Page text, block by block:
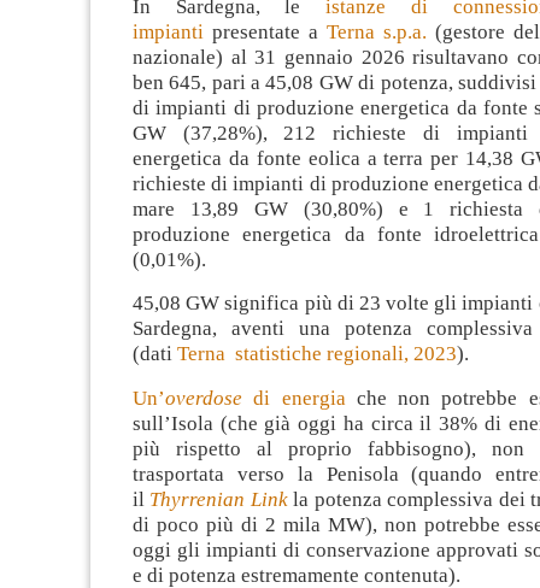
In Sardegna, leistanze di
impianti presentate a Terna s.p.a. (gestore
nazionale) al 31 gennaio 2026 risultavano
ben 645, pari a 45,08 GW di potenza,
di impianti di produzione energetica da fonte
GW (37,28%), 212 richieste di impianti
energetica da fonte eolica a terra per 14,38
richieste di impianti di produzione energetica
mare 13,89 GW (30,80%) e 1
produzione energetica da fonte
(0,01%).
45,08 GW significa più di 23 volte gli impianti
Sardegna, aventi una potenza
(dati Terna statistiche regionali, 2023).
Un’overdose di energiache non potrebbe
sull’Isola (che già oggi ha circa il 38% di
più rispetto al proprio fabbisogno), non
trasportata verso la Penisola (quando
il Thyrrenian Linkla potenza complessiva dei
di poco più di 2 mila MW), non potrebbe
oggi gli impianti di conservazione approvati
e di potenza estremamente contenuta).